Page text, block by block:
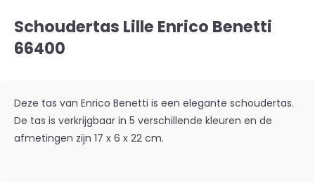
Schoudertas Lille Enrico Benetti
66400
Deze tas van Enrico Benetti is een elegante schoudertas.
De tas is verkrijgbaar in 5 verschillende kleuren en de
afmetingen zijn 17 x 6 x 22 cm.